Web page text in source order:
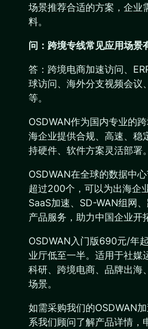
场景推荐合适的方案，企业
料。
问：跨境专线常见应用场景
答：跨境电商加速访问、
球访问、海外分支视频会议
等。
OSDWAN作为国内专业的
海企业提供合规、高速、稳
持硬件、软件方案灵活部署。
OSDWAN在全球的数据中
超过200个，可以为出海企
SaaS加速、SD-WAN组网
产品服务，助力中国企业开
OSDWAN入门版690元/年
业厅低至一半。适用于社媒
科研、跨境电商、品牌出海
场景。
如需采购我们的OSDWAN
系我们顾问了解产品详情，